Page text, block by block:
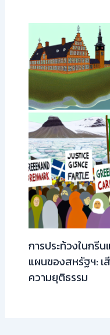
การประท้วงในกรี
แผนของสหรัฐฯ: เ
ความยุติธรรม